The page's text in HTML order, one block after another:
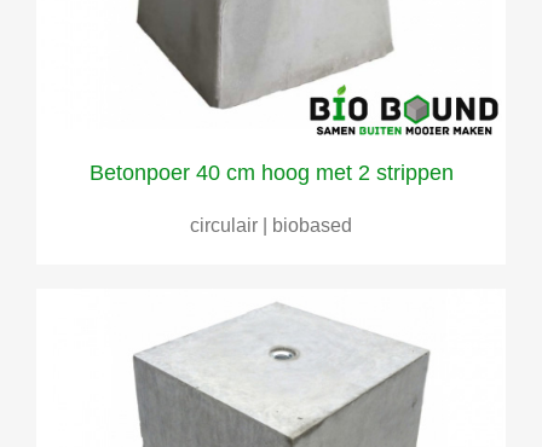
Betonpoer 40 cm hoog met 2 strippen
circulair | biobased